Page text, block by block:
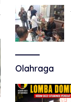
Olahraga